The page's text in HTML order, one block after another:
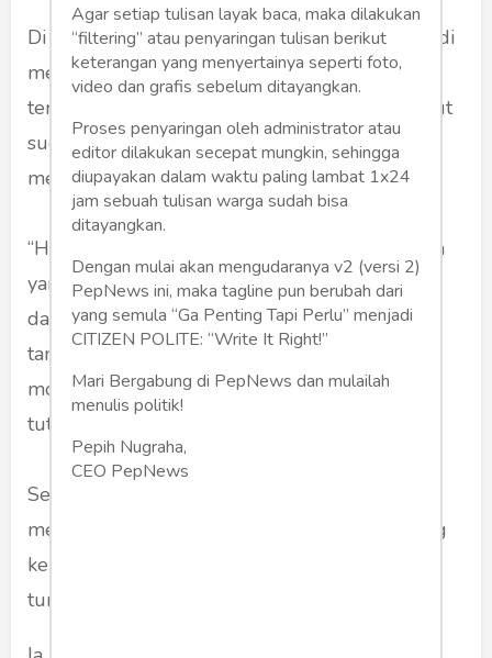
Di tempat yang sama, Politikus PDIP Johan Budi
mengaku terkejut terkait temuan PPATK
tersebut. Ia beranggapan bahwa kasus tersebut
sudah berlangsung beberapa kali hingga
melibatkan banyak pejabat negara.
“Harus segera ditelusuri, karena kepala daerah
yang mempunyai dana sampai puluhan miliar
dan kemudian ditaruh di kasino, ini pasti ada
tanya besar, apakah ini dalam rangka untuk
money laundering atau uang dari mana ini?”
tutur Johan.
Senada dengan Puan, melihat hal itu, Johan
meminta agar PPATK menyampaikan langsung
ke penegak hukum aliran dana untuk diusut
tuntas.
Agar setiap tulisan layak baca, maka dilakukan
“filtering” atau penyaringan tulisan berikut
keterangan yang menyertainya seperti foto,
video dan grafis sebelum ditayangkan.
Proses penyaringan oleh administrator atau
editor dilakukan secepat mungkin, sehingga
diupayakan dalam waktu paling lambat 1x24
jam sebuah tulisan warga sudah bisa
ditayangkan.
Dengan mulai akan mengudaranya v2 (versi 2)
PepNews ini, maka tagline pun berubah dari
yang semula “Ga Penting Tapi Perlu” menjadi
CITIZEN POLITE: “Write It Right!”
Mari Bergabung di PepNews dan mulailah
menulis politik!
Pepih Nugraha,
CEO PepNews